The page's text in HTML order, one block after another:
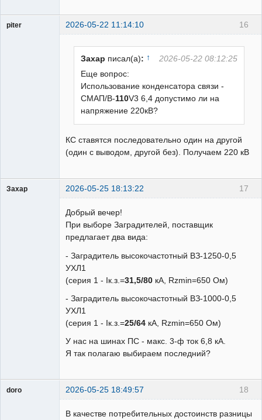
16
piter 2026-05-22 11:14:10
Захар писал(а): ↑
2026-05-22 08:12:25
Еще вопрос:
Использование конденсатора связи -
СМАП/В-110V3 6,4 допустимо ли на
напряжение 220кВ?
КС ставятся последовательно один на другой
(один с выводом, другой без). Получаем 220 кВ
17
Захар 2026-05-25 18:13:22
Добрый вечер!
При выборе Заградителей, поставщик
предлагает два вида:
- Заградитель высокочастотный ВЗ-1250-0,5
УХЛ1
(серия 1 - Iк.з.=31,5/80 кА, Rzmin=650 Ом)
- Заградитель высокочастотный ВЗ-1000-0,5
УХЛ1
(серия 1 - Iк.з.=25/64 кА, Rzmin=650 Ом)
У нас на шинах ПС - макс. 3-ф ток 6,8 кА.
Я так полагаю выбираем последний?
18
doro 2026-05-25 18:49:57
В качестве потребительных достоинств разницы